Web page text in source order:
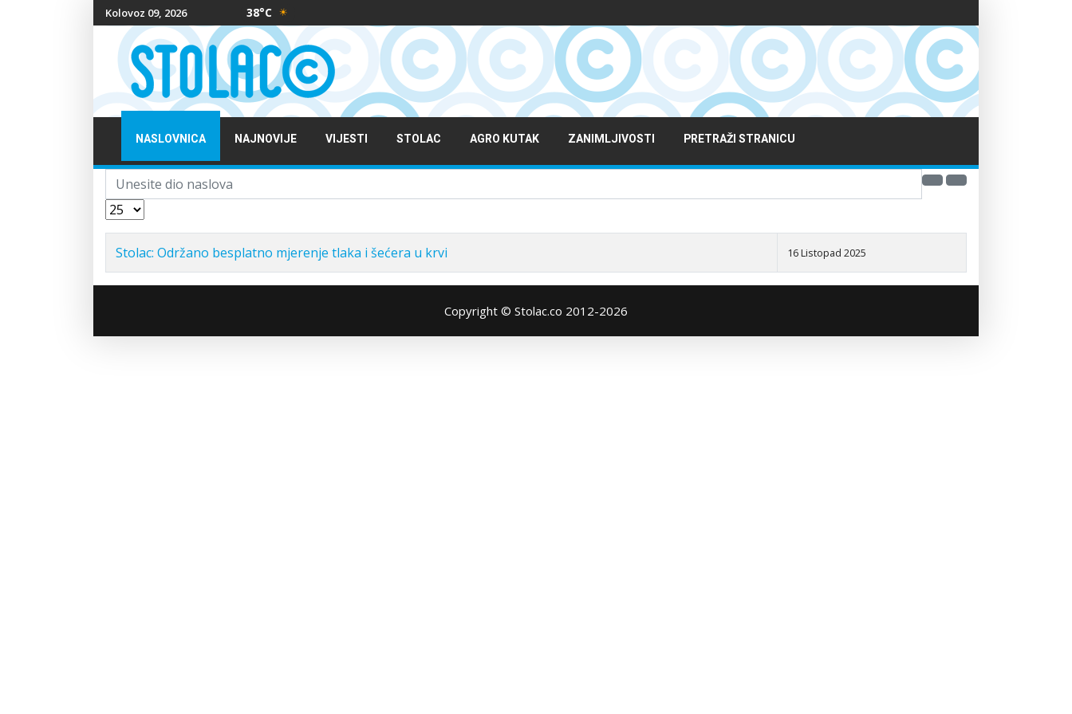
Kolovoz 09, 2026 38°C
NASLOVNICA NAJNOVIJE VIJESTI STOLAC AGRO KUTAK ZANIMLJIVOSTI PRETRAŽI STRANICU
Unesite dio naslova
Prikaz #
Stolac: Održano besplatno mjerenje tlaka i šećera u krvi 16 Listopad 2025
Copyright © Stolac.co 2012-2026